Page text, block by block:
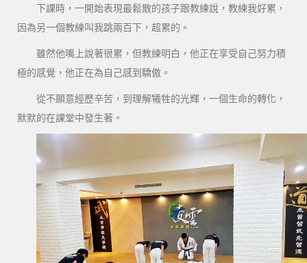
下課時，一開始表現最鬆散的孩子跟教練說，教練我好累，
因為另一個教練叫我跳兩百下，超累的。
雖然他嘴上說著很累，但教練明白，他正在享受自己努力積
極的感覺，他正在為自己感到驕傲。
從不願意經歷辛苦，到理解犧牲的光輝，一個生命的轉化，
默默的在課堂中發生著。